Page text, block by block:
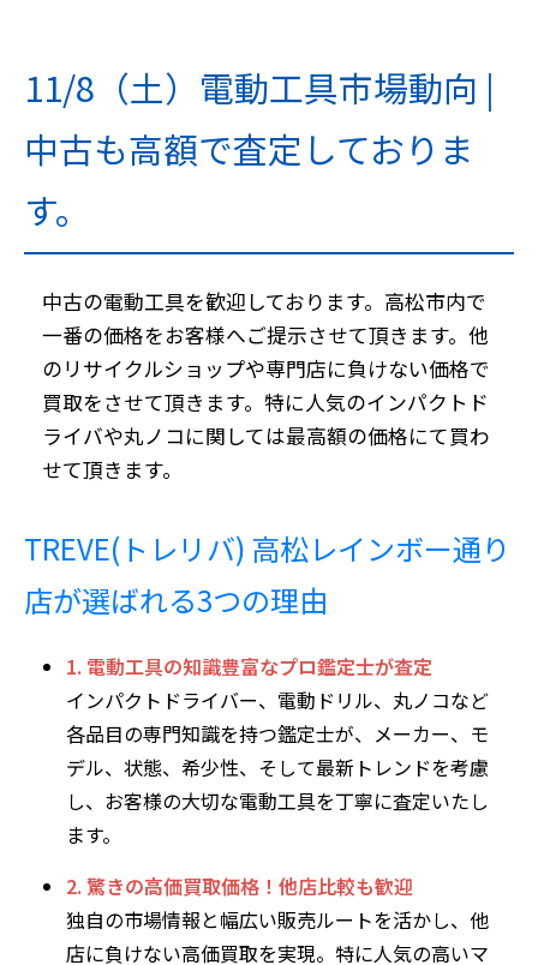
11/8（土）電動工具市場動向 |
中古も高額で査定しておりま
す。
中古の電動工具を歓迎しております。高松市内で
一番の価格をお客様へご提示させて頂きます。他
のリサイクルショップや専門店に負けない価格で
買取をさせて頂きます。特に人気のインパクトド
ライバや丸ノコに関しては最高額の価格にて買わ
せて頂きます。
TREVE(トレリバ) 高松レインボー通り
店が選ばれる3つの理由
1. 電動工具の知識豊富なプロ鑑定士が査定
インパクトドライバー、電動ドリル、丸ノコなど
各品目の専門知識を持つ鑑定士が、メーカー、モ
デル、状態、希少性、そして最新トレンドを考慮
し、お客様の大切な電動工具を丁寧に査定いたし
ます。
2. 驚きの高価買取価格！他店比較も歓迎
独自の市場情報と幅広い販売ルートを活かし、他
店に負けない高価買取を実現。特に人気の高いマ